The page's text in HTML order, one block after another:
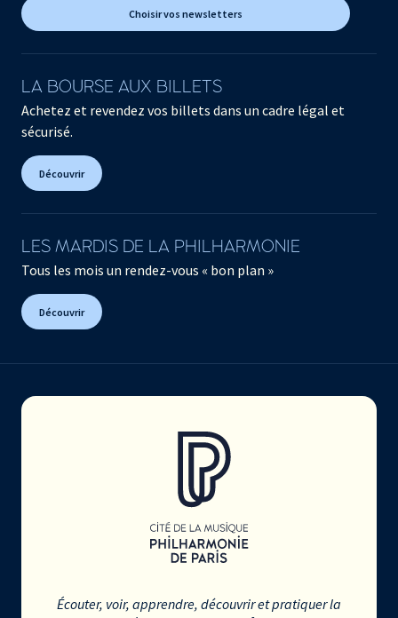
Choisir vos newsletters
LA BOURSE AUX BILLETS
Achetez et revendez vos billets dans un cadre légal et
sécurisé.
Découvrir
LES MARDIS DE LA PHILHARMONIE
Tous les mois un rendez-vous « bon plan »
Découvrir
Écouter, voir, apprendre, découvrir et pratiquer la